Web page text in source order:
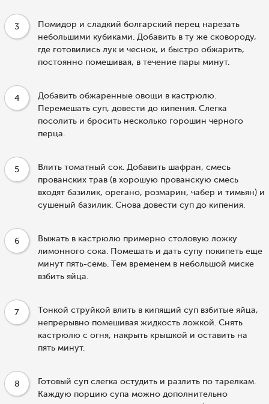
3
Помидор и сладкий болгарский перец нарезать
небольшими кубиками. Добавить в ту же сковороду,
где готовились лук и чеснок, и быстро обжарить,
постоянно помешивая, в течение пары минут.
4
Добавить обжаренные овощи в кастрюлю.
Перемешать суп, довести до кипения. Слегка
посолить и бросить несколько горошин черного
перца.
5
Влить томатный сок. Добавить шафран, смесь
прованских трав (в хорошую прованскую смесь
входят базилик, орегано, розмарин, чабер и тимьян) и
сушеный базилик. Снова довести суп до кипения.
6
Выжать в кастрюлю примерно столовую ложку
лимонного сока. Помешать и дать супу покипеть еще
минут пять-семь. Тем временем в небольшой миске
взбить яйца.
7
Тонкой струйкой влить в кипящий суп взбитые яйца,
непрерывно помешивая жидкость ложкой. Снять
кастрюлю с огня, накрыть крышкой и оставить на
пять минут.
8
Готовый суп слегка остудить и разлить по тарелкам.
Каждую порцию супа можно дополнительно